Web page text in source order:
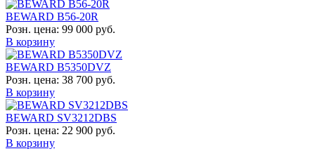
BEWARD B56-20R
Розн. цена: 99 000 руб.
В корзину
BEWARD B5350DVZ
Розн. цена: 38 700 руб.
В корзину
BEWARD SV3212DBS
Розн. цена: 22 900 руб.
В корзину